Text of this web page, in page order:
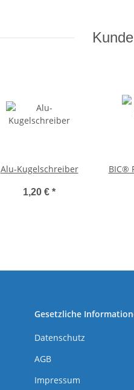
Alu-Kugelschreiber
1,20 € *
BIC®
Gesetzliche
Datenschutz
AGB
Impressum